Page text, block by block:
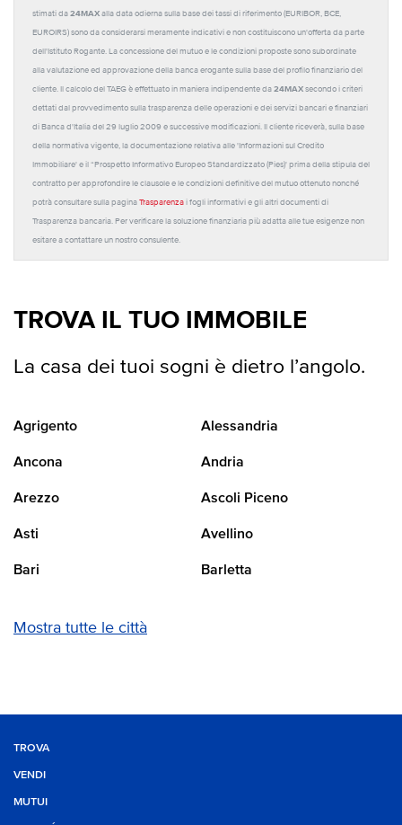
stimati da 24MAX alla data odierna sulla base dei tassi di riferimento (EURIBOR, BCE,
EUROIRS) sono da considerarsi meramente indicativi e non costituiscono un'offerta da parte
dell'Istituto Rogante. La concessione del mutuo e le condizioni proposte sono subordinate
alla valutazione ed approvazione della banca erogante sulla base del profilo finanziario del
cliente. Il calcolo del TAEG è effettuato in maniera indipendente da 24MAX secondo i criteri
dettati dal provvedimento sulla trasparenza delle operazioni e dei servizi bancari e finanziari
di Banca d'Italia del 29 luglio 2009 e successive modificazioni. Il cliente riceverà, sulla base
della normativa vigente, la documentazione relativa alle 'Informazioni sul Credito
Immobiliare' e il “Prospetto Informativo Europeo Standardizzato (Pies)' prima della stipula del
contratto per approfondire le clausole e le condizioni definitive del mutuo ottenuto nonché
potrà consultare sulla pagina Trasparenza i fogli informativi e gli altri documenti di
Trasparenza bancaria. Per verificare la soluzione finanziaria più adatta alle tue esigenze non
esitare a contattare un nostro consulente.
TROVA IL TUO IMMOBILE
La casa dei tuoi sogni è dietro l’angolo.
Agrigento Alessandria
Ancona Andria
Arezzo Ascoli Piceno
Asti Avellino
Bari Barletta
Mostra tutte le città
TROVA
VENDI
MUTUI